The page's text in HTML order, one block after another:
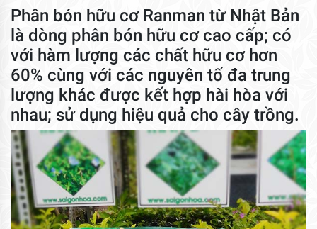
Phân bón hữu cơ Ranman từ Nhật Bản
là dòng phân bón hữu cơ cao cấp; có
với hàm lượng các chất hữu cơ hơn
60% cùng với các nguyên tố đa trung
lượng khác được kết hợp hài hòa với
nhau; sử dụng hiệu quả cho cây trồng.